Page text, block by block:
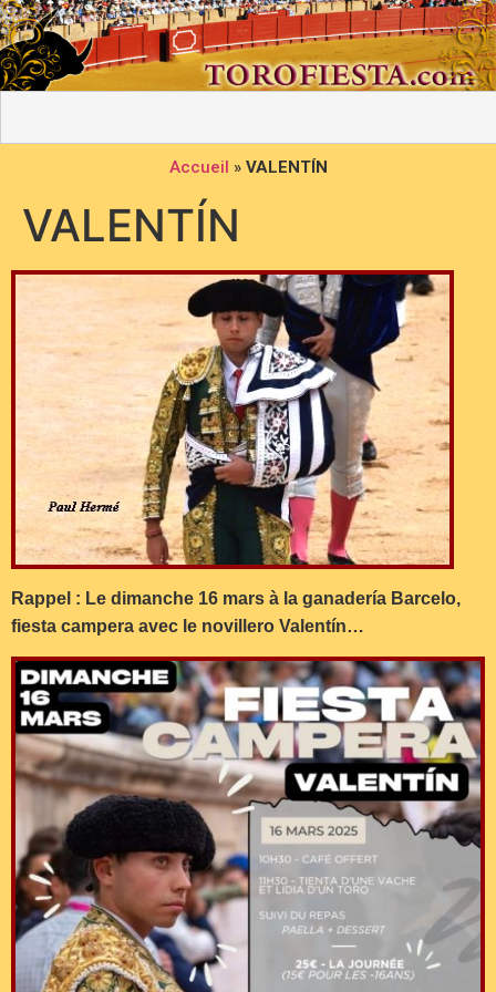
Accueil » VALENTÍN
VALENTÍN
Rappel : Le dimanche 16 mars à la ganadería Barcelo,
fiesta campera avec le novillero Valentín…